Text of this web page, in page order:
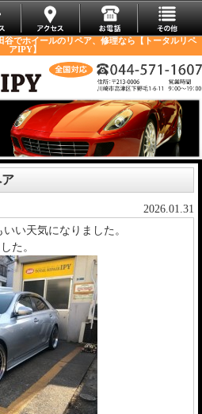
でホイールのリペア、修理なら【トータルリペ
アIPY】
2026.01.31
い天気になりました。
た。